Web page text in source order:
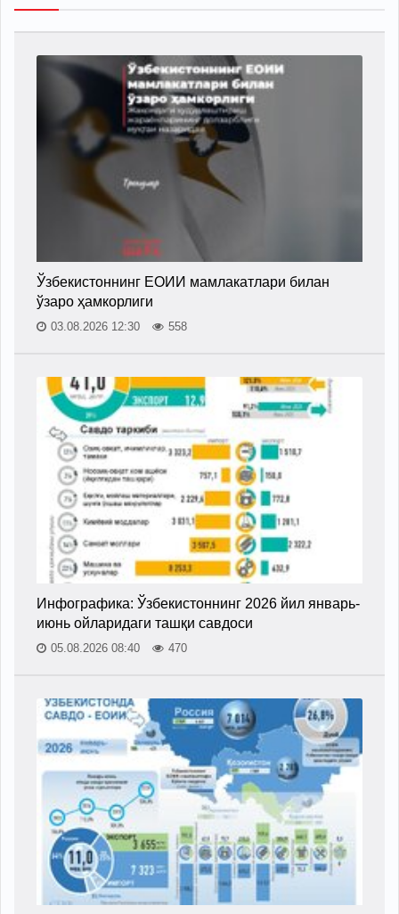
Ўзбекистоннинг ЕОИИ мамлакатлари билан
ўзаро ҳамкорлиги
03.08.2026 12:30 558
Инфографика: Ўзбекистоннинг 2026 йил январь-
июнь ойларидаги ташқи савдоси
05.08.2026 08:40 470